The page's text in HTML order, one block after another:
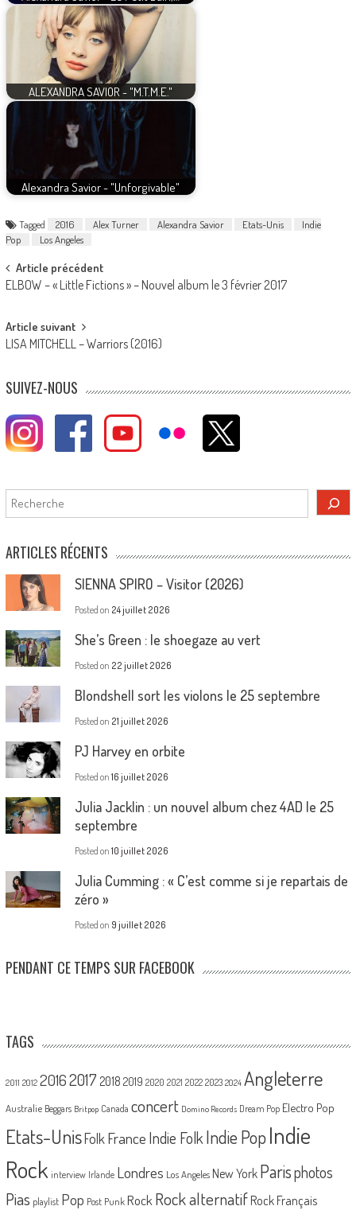
ALEXANDRA SAVIOR - "M.T.M.E."
Alexandra Savior - "Unforgivable"
Tagged 2016 Alex Turner Alexandra Savior Etats-Unis
Indie
Pop
Los Angeles
Post
navigation
Article précédent
ELBOW – « Little Fictions » – Nouvel album le 3 février 2017
Article suivant
LISA MITCHELL – Warriors (2016)
SUIVEZ-NOUS
Rechercher
ARTICLES RÉCENTS
SIENNA SPIRO – Visitor (2026)
Posted on 24 juillet 2026
She’s Green : le shoegaze au vert
Posted on 22 juillet 2026
Blondshell sort les violons le 25 septembre
Posted on 21 juillet 2026
PJ Harvey en orbite
Posted on 16 juillet 2026
Julia Jacklin : un nouvel album chez 4AD le 25
septembre
Posted on 10 juillet 2026
Julia Cumming : « C’est comme si je repartais de
zéro »
Posted on 9 juillet 2026
PENDANT CE TEMPS SUR FACEBOOK
TAGS
2011 2012 20162017 2018 2019 2020 2021 2022 2023 2024 Angleterre
Australie Beggars Britpop Canada concert Domino Records Dream Pop Electro Pop
Etats-UnisFolk France Indie Folk Indie PopIndie
Rock interview Irlande Londres Los Angeles New York Parisphotos
Pias playlist Pop Post Punk Rock Rock alternatif Rock Français